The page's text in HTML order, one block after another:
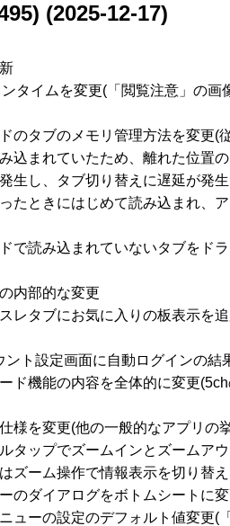
(2025-12-17)
タイムを変更(「閲覧注意」の
のタブのメモリ管理方法を変更(
込まれていたため、離れた位置
生し、タブ切り替えに遅延が発
たときにはじめて読み込まれ、
で読み込まれていないタブをド
内部的な変更
レタブにお気に入りの板表示を
ント設定画面に自動ログインの結
ド機能の内容を全体的に変更
様を変更(他の一般的なアプリの
タップでズームインとズームア
ズーム操作で情報表示を切り替
のダイアログをボトムシートに
ューの設定のデフォルト値変更(